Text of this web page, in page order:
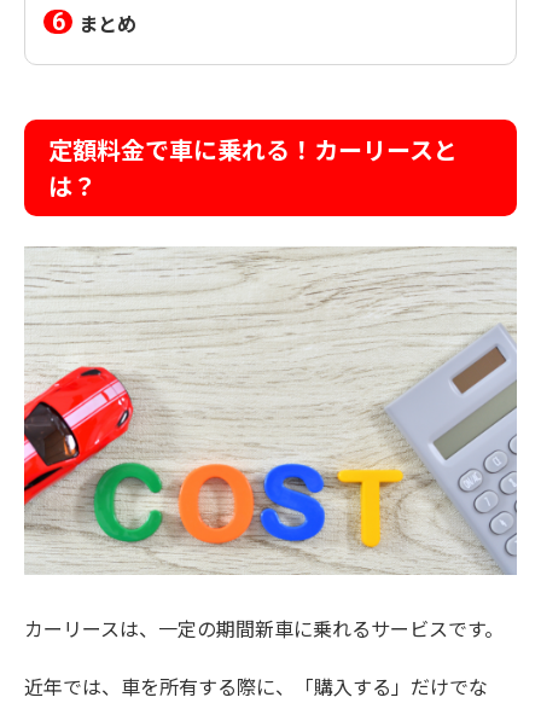
まとめ
定額料金で車に乗れる！カーリースと
は？
カーリースは、一定の期間新車に乗れるサービスです。
近年では、車を所有する際に、「購入する」だけでな